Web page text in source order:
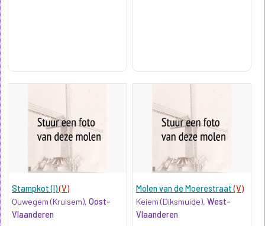
Stampkot (I)(V)
Ouwegem (Kruisem), Oost-
Vlaanderen
Molen van de Moerestraat(V)
Keiem (Diksmuide),West-
Vlaanderen